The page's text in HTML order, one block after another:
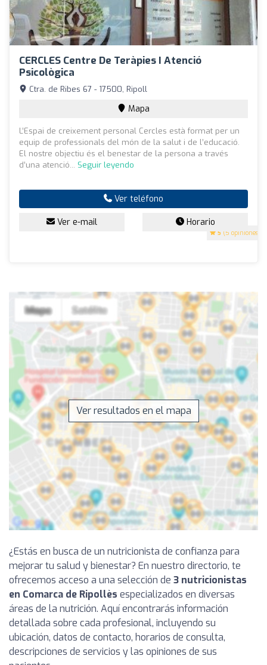
CERCLES Centre De Teràpies I Atenció
Psicològica
5 (5 opiniones)
Ctra. de Ribes 67 - 17500, Ripoll
Mapa
L’Espai de creixement personal Cercles està format per un
equip de professionals del món de la salut i de l’educació.
El nostre objectiu és el benestar de la persona a través
d’una atenció... Seguir leyendo
Ver teléfono
Ver e-mail Horario
Ver resultados en el mapa
¿Estás en busca de un nutricionista de confianza para
mejorar tu salud y bienestar? En nuestro directorio, te
ofrecemos acceso a una selección de 3 nutricionistas
en Comarca de Ripollès especializados en diversas
áreas de la nutrición. Aquí encontrarás información
detallada sobre cada profesional, incluyendo su
ubicación, datos de contacto, horarios de consulta,
descripciones de servicios y las opiniones de sus